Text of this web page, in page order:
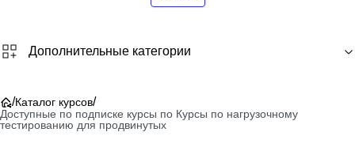
Дополнительные категории
/Каталог курсов/
Доступные по подписке курсы по Курсы по нагрузочному
тестированию для продвинутых